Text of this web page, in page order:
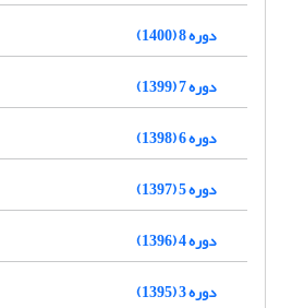
دوره 8 (1400)
دوره 7 (1399)
دوره 6 (1398)
دوره 5 (1397)
دوره 4 (1396)
دوره 3 (1395)